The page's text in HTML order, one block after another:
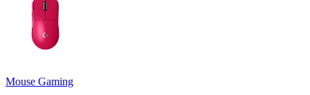
Mouse Gaming